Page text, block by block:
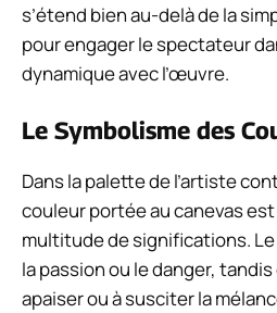
s’étend bien au-delà de la
pour engager le spectateur
dynamique avec l’œuvre.
Le Symbolisme des
Dans la palette de l’artiste
couleur portée au canevas
multitude de significations. Le
la passion ou le danger,
apaiser ou à susciter la